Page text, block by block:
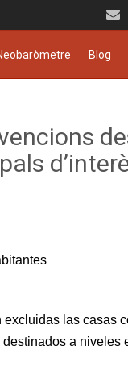
Blog
las casas
a niveles